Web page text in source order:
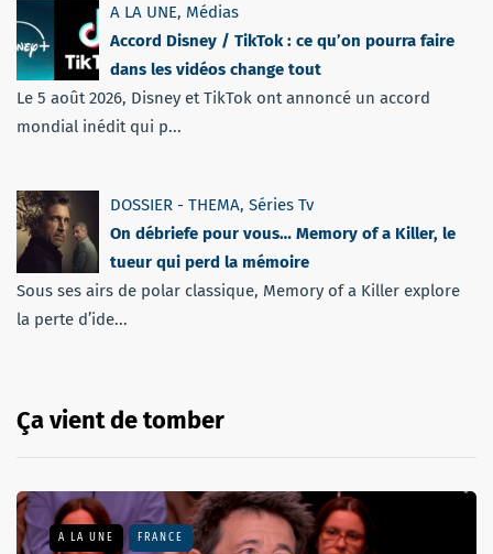
A LA UNE, Médias
Accord Disney / TikTok : ce qu’on pourra faire
dans les vidéos change tout
Le 5 août 2026, Disney et TikTok ont annoncé un accord
mondial inédit qui p...
DOSSIER - THEMA, Séries Tv
On débriefe pour vous… Memory of a Killer, le
tueur qui perd la mémoire
Sous ses airs de polar classique, Memory of a Killer explore
la perte d’ide...
Ça vient de tomber
A LA UNE FRANCE